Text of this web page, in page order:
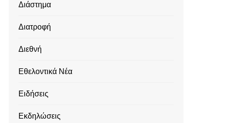
Διάστημα
Διατροφή
Διεθνή
Εθελοντικά Νέα
Ειδήσεις
Εκδηλώσεις